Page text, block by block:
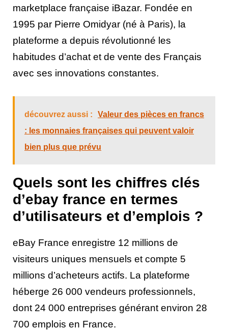
marketplace française iBazar. Fondée en
1995 par Pierre Omidyar (né à Paris), la
plateforme a depuis révolutionné les
habitudes d’achat et de vente des Français
avec ses innovations constantes.
découvrez aussi :
Valeur des pièces en francs
: les monnaies françaises qui peuvent valoir
bien plus que prévu
Quels sont les chiffres clés
d’ebay france en termes
d’utilisateurs et d’emplois ?
eBay France enregistre 12 millions de
visiteurs uniques mensuels et compte 5
millions d’acheteurs actifs. La plateforme
héberge 26 000 vendeurs professionnels,
dont 24 000 entreprises générant environ 28
700 emplois en France.